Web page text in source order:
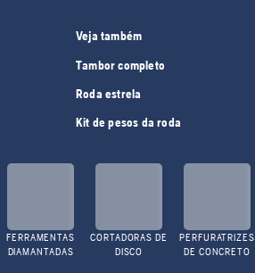
Veja também
Tambor completo
Roda estrela
Kit de pesos da roda
FERRAMENTAS
DIAMANTADAS
CORTADORAS DE
DISCO
PERFURATRIZES
DE CONCRETO